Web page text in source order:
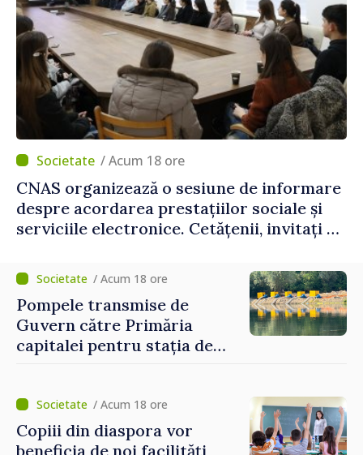
/ Acum 18 ore
CNAS organizează o sesiune de informare
despre acordarea prestațiilor sociale și
serviciile electronice. Cetățenii, invitați să
/ Acum 18 ore
Pompele transmise de
Guvern către Primăria
capitalei pentru stația de
puse în funcțiune
/ Acum 18 ore
Copiii din diaspora vor
beneficia de noi facilități